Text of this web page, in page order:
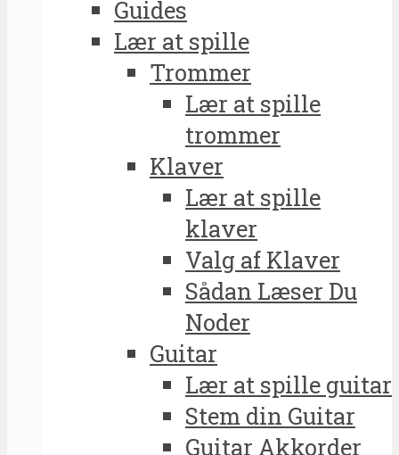
Guides
Lær at spille
Trommer
Lær at spille
trommer
Klaver
Lær at spille
klaver
Valg af Klaver
Sådan Læser Du
Noder
Guitar
Lær at spille guitar
Stem din Guitar
Guitar Akkorder